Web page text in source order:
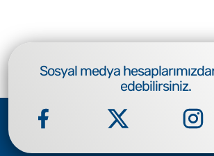
Sosyal medya
edebilirsiniz.